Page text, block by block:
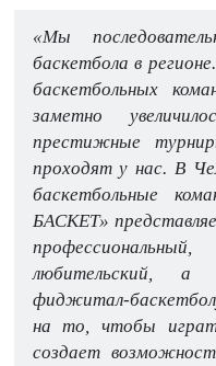
«Мы
баскетбола в
баскетбольных
заметно
престижные
проходят у нас. В
баскетбольные
БАСКЕТ»
любительский, а
фиджитал-
на то, чтобы
создает